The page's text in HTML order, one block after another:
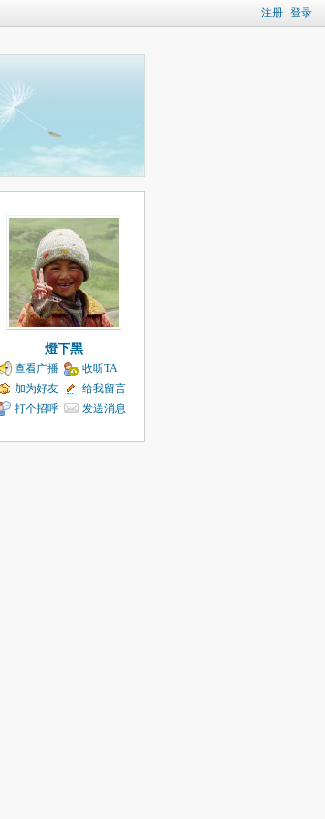
注册 登录
燈下黑
查看广播
收听TA
加为好友
给我留言
打个招呼
发送消息